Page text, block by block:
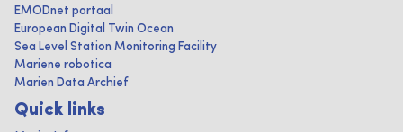
EMODnet portaal
European Digital Twin Ocean
Sea Level Station Monitoring Facility
Mariene robotica
Marien Data Archief
Quick links